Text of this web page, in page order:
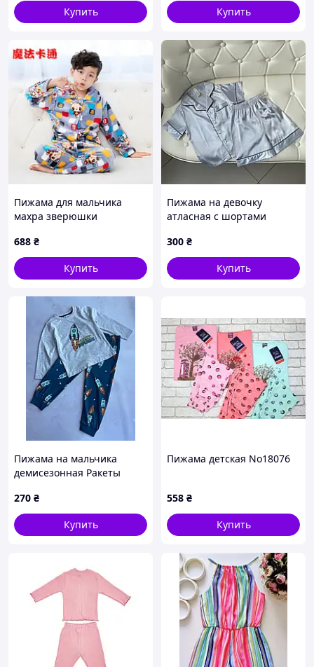
Купить
Купить
Пижама для мальчика
махра зверюшки
688 ₴
Купить
Пижама на девочку
атласная с шортами
Серый, Для девочек, Весна
Лето, 104
300 ₴
Купить
Пижама на мальчика
демисезонная Ракеты
270 ₴
Купить
Пижама детская No18076
558 ₴
Купить